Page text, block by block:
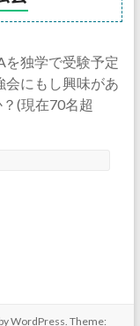
を独学で受験予定
会にもし興味があ
(現在70名超
WordPress. Theme: